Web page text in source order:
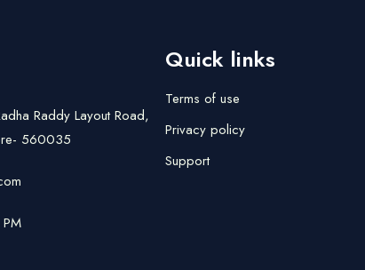
Raddy Layout Road,
560035
Quick links
Terms of use
Privacy policy
Support